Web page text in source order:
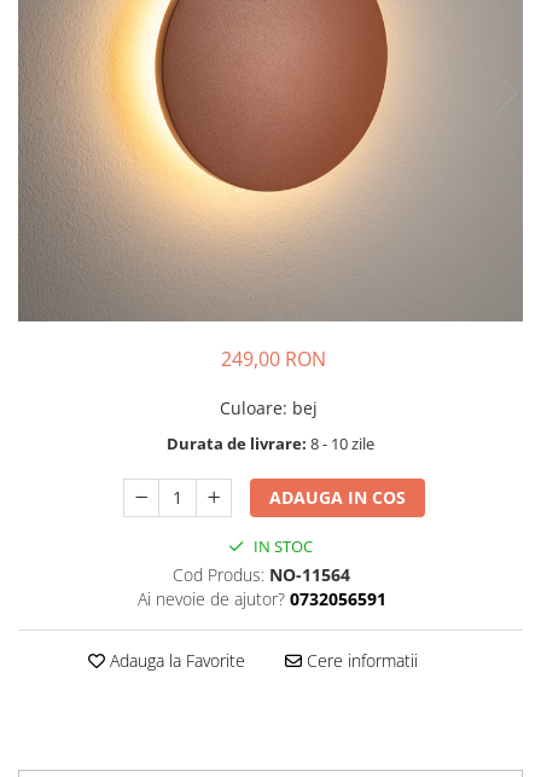
249,00 RON
Culoare: bej
Durata de livrare: 8 - 10 zile
ADAUGA IN COS
IN STOC
Cod Produs: NO-11564
Ai nevoie de ajutor? 0732056591
Adauga la Favorite Cere informatii